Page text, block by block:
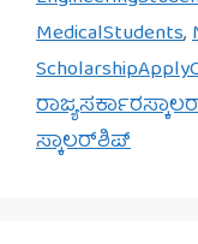
MedicalStudents,
ಸ್ಕಾಲರ್‌ಶಿಪ್